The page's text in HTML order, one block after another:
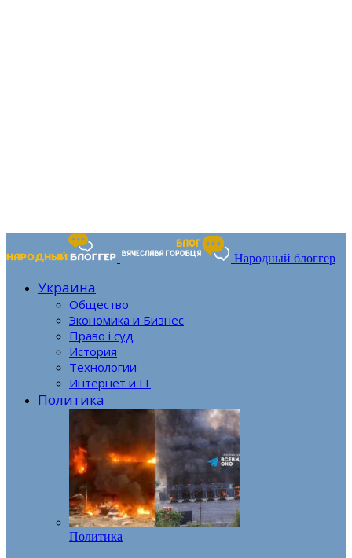
Народный блоггер
Украина
Общество
Экономика и Бизнес
Право і суд
История
Технологии
Интернет и IT
Политика
Политика